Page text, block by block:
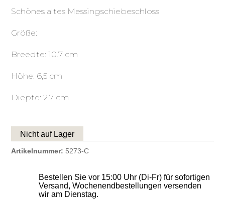
Schönes altes Messingschiebeschloss
Größe:
Breedte: 10.7 cm
Höhe: 6,5 cm
Diepte: 2.7 cm
Nicht auf Lager
Artikelnummer: 5273-C
Bestellen Sie vor 15:00 Uhr (Di-Fr) für sofortigen
Versand, Wochenendbestellungen versenden
wir am Dienstag.